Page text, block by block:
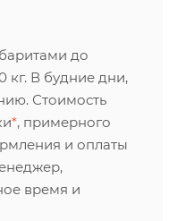
до
кг. В будние дни,
Стоимость
*, примерного
и оплаты
время и